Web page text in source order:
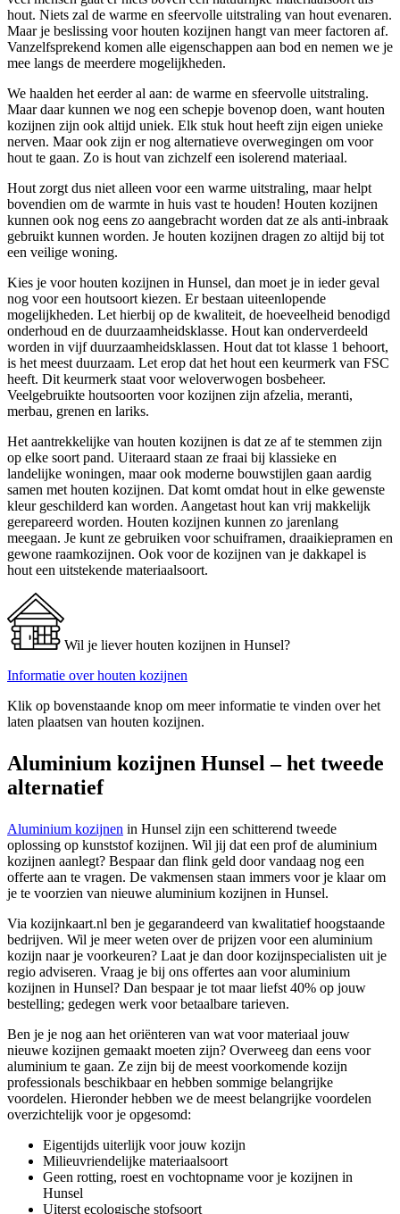
hout. Niets zal de warme en sfeervolle uitstraling van hout evenaren.
Maar je beslissing voor houten kozijnen hangt van meer factoren af.
Vanzelfsprekend komen alle eigenschappen aan bod en nemen we je
mee langs de meerdere mogelijkheden.
We haalden het eerder al aan: de warme en sfeervolle uitstraling.
Maar daar kunnen we nog een schepje bovenop doen, want houten
kozijnen zijn ook altijd uniek. Elk stuk hout heeft zijn eigen unieke
nerven. Maar ook zijn er nog alternatieve overwegingen om voor
hout te gaan. Zo is hout van zichzelf een isolerend materiaal.
Hout zorgt dus niet alleen voor een warme uitstraling, maar helpt
bovendien om de warmte in huis vast te houden! Houten kozijnen
kunnen ook nog eens zo aangebracht worden dat ze als anti-inbraak
gebruikt kunnen worden. Je houten kozijnen dragen zo altijd bij tot
een veilige woning.
Kies je voor houten kozijnen in Hunsel, dan moet je in ieder geval
nog voor een houtsoort kiezen. Er bestaan uiteenlopende
mogelijkheden. Let hierbij op de kwaliteit, de hoeveelheid benodigd
onderhoud en de duurzaamheidsklasse. Hout kan onderverdeeld
worden in vijf duurzaamheidsklassen. Hout dat tot klasse 1 behoort,
is het meest duurzaam. Let erop dat het hout een keurmerk van FSC
heeft. Dit keurmerk staat voor weloverwogen bosbeheer.
Veelgebruikte houtsoorten voor kozijnen zijn afzelia, meranti,
merbau, grenen en lariks.
Het aantrekkelijke van houten kozijnen is dat ze af te stemmen zijn
op elke soort pand. Uiteraard staan ze fraai bij klassieke en
landelijke woningen, maar ook moderne bouwstijlen gaan aardig
samen met houten kozijnen. Dat komt omdat hout in elke gewenste
kleur geschilderd kan worden. Aangetast hout kan vrij makkelijk
gerepareerd worden. Houten kozijnen kunnen zo jarenlang
meegaan. Je kunt ze gebruiken voor schuiframen, draaikiepramen en
gewone raamkozijnen. Ook voor de kozijnen van je dakkapel is
hout een uitstekende materiaalsoort.
Wil je liever houten kozijnen in Hunsel?
Informatie over houten kozijnen
Klik op bovenstaande knop om meer informatie te vinden over het
laten plaatsen van houten kozijnen.
Aluminium kozijnen Hunsel – het tweede
alternatief
Aluminium kozijnen in Hunsel zijn een schitterend tweede
oplossing op kunststof kozijnen. Wil jij dat een prof de aluminium
kozijnen aanlegt? Bespaar dan flink geld door vandaag nog een
offerte aan te vragen. De vakmensen staan immers voor je klaar om
je te voorzien van nieuwe aluminium kozijnen in Hunsel.
Via kozijnkaart.nl ben je gegarandeerd van kwalitatief hoogstaande
bedrijven. Wil je meer weten over de prijzen voor een aluminium
kozijn naar je voorkeuren? Laat je dan door kozijnspecialisten uit je
regio adviseren. Vraag je bij ons offertes aan voor aluminium
kozijnen in Hunsel? Dan bespaar je tot maar liefst 40% op jouw
bestelling; gedegen werk voor betaalbare tarieven.
Ben je je nog aan het oriënteren van wat voor materiaal jouw
nieuwe kozijnen gemaakt moeten zijn? Overweeg dan eens voor
aluminium te gaan. Ze zijn bij de meest voorkomende kozijn
professionals beschikbaar en hebben sommige belangrijke
voordelen. Hieronder hebben we de meest belangrijke voordelen
overzichtelijk voor je opgesomd:
Eigentijds uiterlijk voor jouw kozijn
Milieuvriendelijke materiaalsoort
Geen rotting, roest en vochtopname voor je kozijnen in
Hunsel
Uiterst ecologische stofsoort